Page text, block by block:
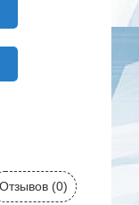
Отзывов (0)